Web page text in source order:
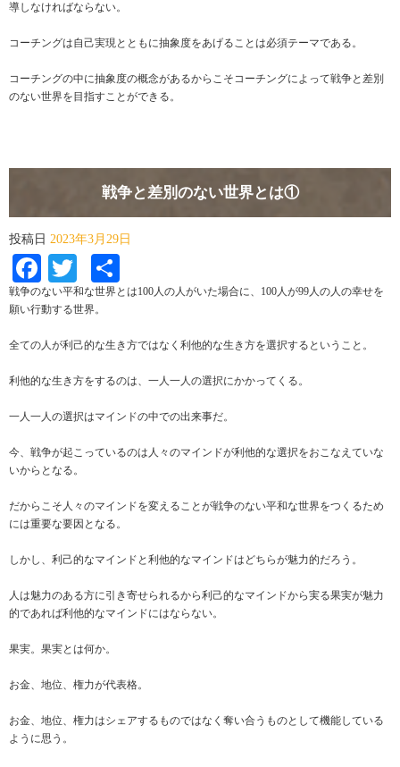
導しなければならない。
コーチングは自己実現とともに抽象度をあげることは必須テーマである。
コーチングの中に抽象度の概念があるからこそコーチングによって戦争と差別
のない世界を目指すことができる。
戦争と差別のない世界とは①
投稿日 2023年3月29日
Facebook
Twitter
有
戦争のない平和な世界とは100人の人がいた場合に、100人が99人の人の幸せを
願い行動する世界。
全ての人が利己的な生き方ではなく利他的な生き方を選択するということ。
利他的な生き方をするのは、一人一人の選択にかかってくる。
一人一人の選択はマインドの中での出来事だ。
今、戦争が起こっているのは人々のマインドが利他的な選択をおこなえていな
いからとなる。
だからこそ人々のマインドを変えることが戦争のない平和な世界をつくるため
には重要な要因となる。
しかし、利己的なマインドと利他的なマインドはどちらが魅力的だろう。
人は魅力のある方に引き寄せられるから利己的なマインドから実る果実が魅力
的であれば利他的なマインドにはならない。
果実。果実とは何か。
お金、地位、権力が代表格。
お金、地位、権力はシェアするものではなく奪い合うものとして機能している
ように思う。